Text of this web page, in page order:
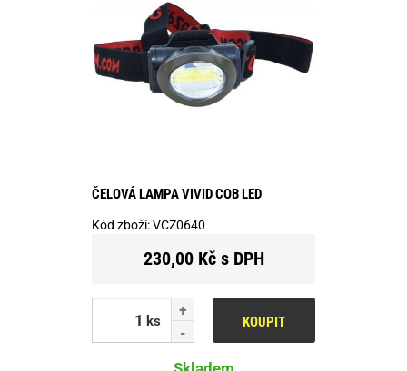
ČELOVÁ LAMPA VIVID COB LED
Kód zboží:VCZ0640
230,00 Kč s DPH
ks KOUPIT